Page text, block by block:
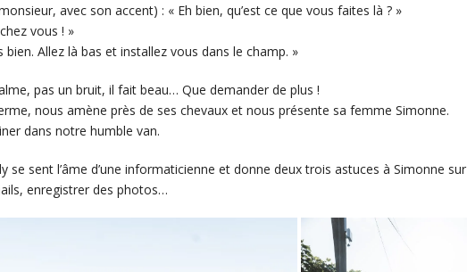
avec son accent) : « Eh bien, qu’est ce que vous faites là ? »
vous ! »
bien. Allez là bas et installez vous dans le champ. »
pas un bruit, il fait beau… Que demander de plus !
nous amène près de ses chevaux et nous présente sa femme Simonne.
dans notre humble van.
se sent l’âme d’une informaticienne et donne deux trois astuces à Simonne sur
enregistrer des photos…